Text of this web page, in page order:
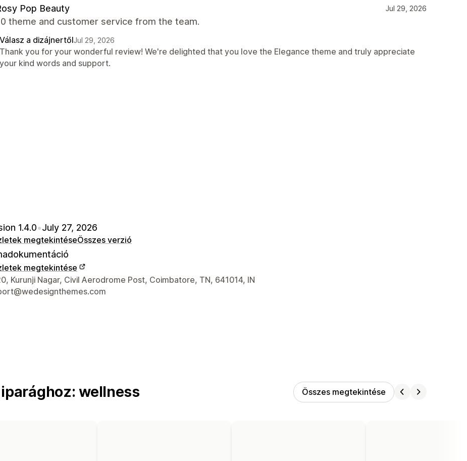
Pop Beauty Jul 29, 2026
theme and customer service from the team.
Válasz a dizájnertőlJul 29, 2026
Thank you for your wonderful review! We're delighted that you love the Elegance theme and truly appreciate
your kind words and support.
1.4.0•July 27, 2026
megtekintéseÖsszes verzió
megtekintése
kapcsolattartási adatai
Kurunji Nagar, Civil Aerodrome Post, Coimbatore, TN, 641014, IN
wellness Összes megtekintése